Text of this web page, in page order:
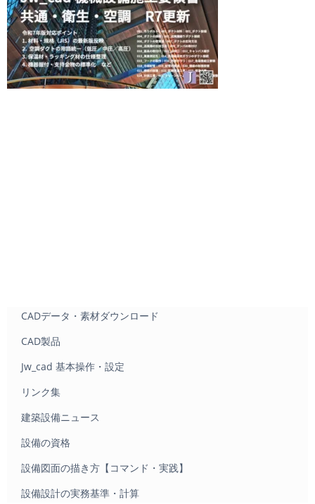
CADデータ・素材ダウンロード
CAD製品
Jw_cad 基本操作・設定
リンク集
建築設備ニュース
設備の資格
設備図面の描き方【コマンド・実践】
設備設計の実務基準・計算